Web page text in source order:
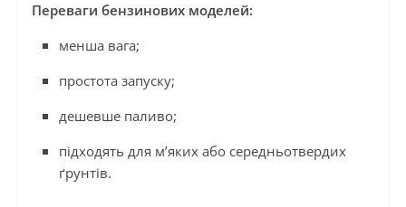
Переваги бензинових моделей:
менша вага;
простота запуску;
дешевше паливо;
підходять для м’яких або середньотвердих
ґрунтів.